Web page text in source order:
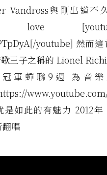
Vandross與剛出道不
love
youtube] 然而
王子之稱的 Lionel
軍蟬聯9週 為音
是如此的有魅力 2012
唱